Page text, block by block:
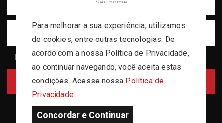
Li e aceito os termos de uso dos dados conforme indicado na
Para melhorar a sua experiência, utilizamos
de cookies, entre outras tecnologias. De
acordo com a nossa Política de Privacidade,
ao continuar navegando, você aceita estas
condições. Acesse nossa Política de
Privacidade.
Concordar e Continuar